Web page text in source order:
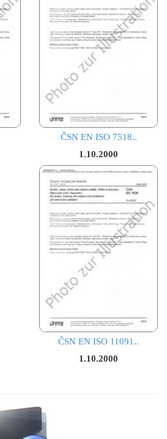
ČSN EN ISO 7518..
1.10.2000
ČSN EN ISO 11091..
1.10.2000